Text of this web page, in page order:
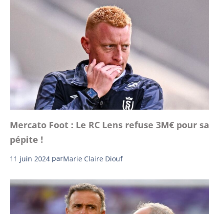
Mercato Foot : Le RC Lens refuse 3M€ pour sa
pépite !
11 juin 2024 parMarie Claire Diouf